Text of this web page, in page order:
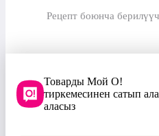
Рецепт боюнча
Товарды Мой О!
тиркемесинен сатып ала
аласыз